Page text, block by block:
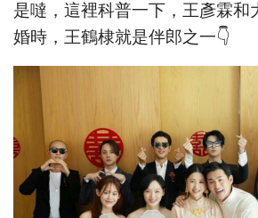
是噠，這裡科普一下，王彥霖和
婚時，王鶴棣就是伴郎之一👇